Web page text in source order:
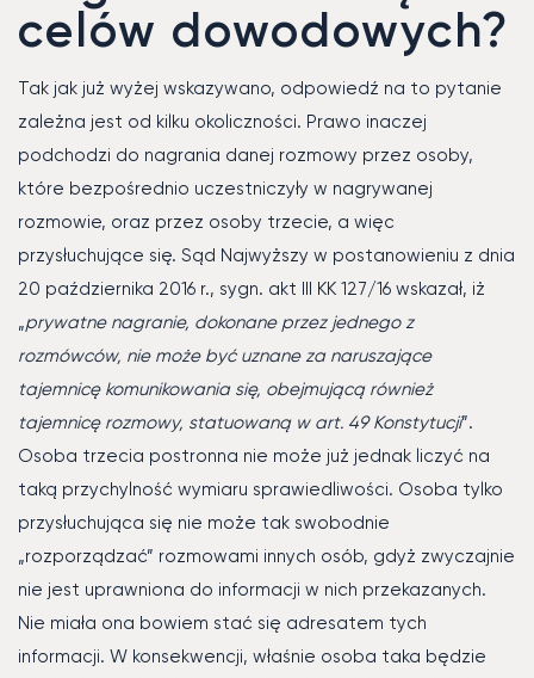
celów dowodowych?
Tak jak już wyżej wskazywano, odpowiedź na to pytanie
zależna jest od kilku okoliczności. Prawo inaczej
podchodzi do nagrania danej rozmowy przez osoby,
które bezpośrednio uczestniczyły w nagrywanej
rozmowie, oraz przez osoby trzecie, a więc
przysłuchujące się. Sąd Najwyższy w postanowieniu z dnia
20 października 2016 r., sygn. akt III KK 127/16 wskazał, iż
„prywatne nagranie, dokonane przez jednego z
rozmówców, nie może być uznane za naruszające
tajemnicę komunikowania się, obejmującą również
tajemnicę rozmowy, statuowaną w art. 49 Konstytucji”.
Osoba trzecia postronna nie może już jednak liczyć na
taką przychylność wymiaru sprawiedliwości. Osoba tylko
przysłuchująca się nie może tak swobodnie
„rozporządzać” rozmowami innych osób, gdyż zwyczajnie
nie jest uprawniona do informacji w nich przekazanych.
Nie miała ona bowiem stać się adresatem tych
informacji. W konsekwencji, właśnie osoba taka będzie